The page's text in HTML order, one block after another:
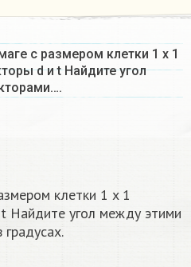
с размером клетки 1 x 1
d и t Найдите угол
клетки 1 x 1
Найдите угол между этими